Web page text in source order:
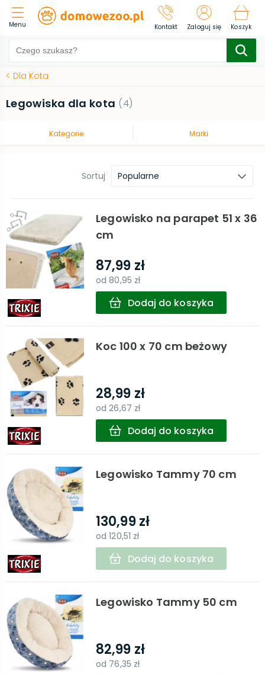
Menu Kontakt Zaloguj się Koszyk
< Dla Kota
Legowiska dla kota (4)
Kategorie Marki
Sortuj Popularne
Legowisko na parapet 51 x 36
cm
87,99 zł
od80,95 zł
Dodaj do koszyka
Koc 100 x 70 cm beżowy
28,99 zł
od26,67 zł
Dodaj do koszyka
Legowisko Tammy 70 cm
130,99 zł
od120,51 zł
Dodaj do koszyka
Legowisko Tammy 50 cm
82,99 zł
od 76,35 zł